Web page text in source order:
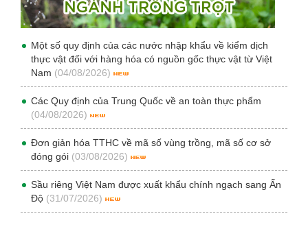
Một số quy định của các nước nhập khẩu về kiểm dịch
thực vật đối với hàng hóa có nguồn gốc thực vật từ Việt
Nam (04/08/2026)
Các Quy định của Trung Quốc về an toàn thực phẩm
(04/08/2026)
Đơn giản hóa TTHC về mã số vùng trồng, mã số cơ sở
đóng gói (03/08/2026)
Sầu riêng Việt Nam được xuất khẩu chính ngạch sang Ấn
Độ (31/07/2026)